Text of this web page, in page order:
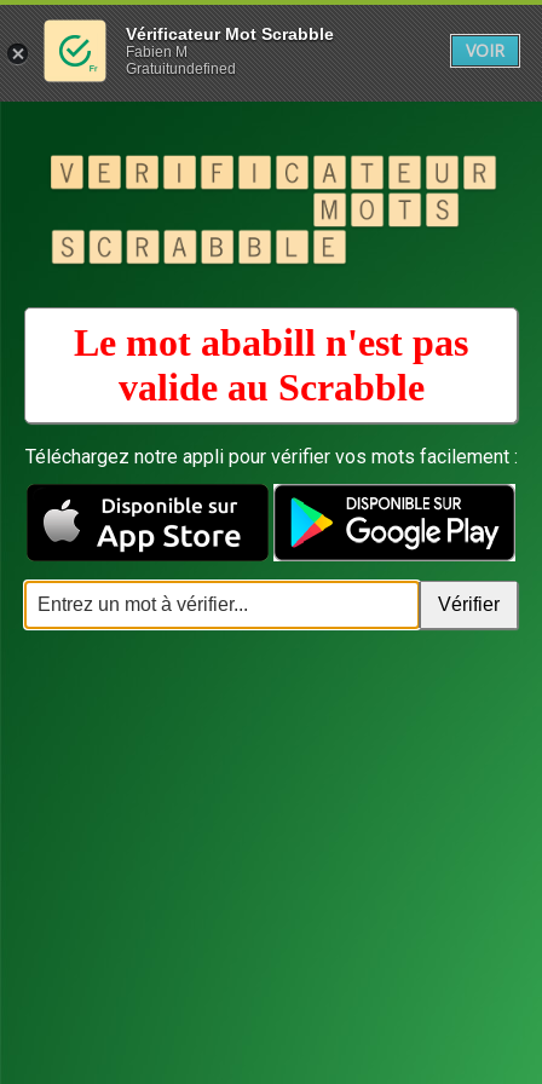
Le mot ababill n'est pas
valide au Scrabble
Téléchargez notre appli pour vérifier vos mots facilement :
Vérificateur Mot Scrabble
Fabien M
Gratuitundefined
VOIR